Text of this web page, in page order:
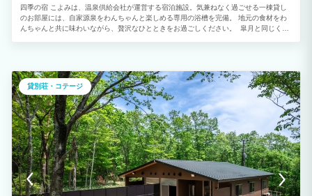
四季の宿 こよみは、温泉供給会社が運営する宿泊施設。気兼ねなく過ごせる一棟貸し
のお部屋には、自家源泉をわんちゃんと楽しめる専用の浴槽を完備。 地元の食材をわ
んちゃんと共に味わいながら、贅沢なひとときをお過ごしください。 皐月と同じく
上は、リビングの琉球畳にお布団をご用意いたします。
貸別荘・コテージ